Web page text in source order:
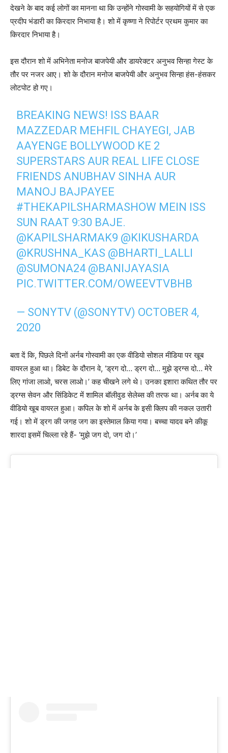
देखने के बाद कई लोगों का मानना ​​था कि उन्होंने गोस्वामी के सहयोगियों में से एक
प्रदीप भंडारी का किरदार निभाया है। शो में कृष्णा ने रिपोर्टर प्रथम कुमार का
किरदार निभाया है।
इस दौरान शो में अभिनेता मनोज बाजपेयी और डायरेक्टर अनुभव सिन्हा गेस्ट के
तौर पर नजर आए। शो के दौरान मनोज बाजपेयी और अनुभव सिन्हा हंस-हंसकर
लोटपोट हो गए।
BREAKING NEWS! ISS BAAR
MAZZEDAR MEHFIL CHAYEGI, JAB
AAYENGE BOLLYWOOD KE 2
SUPERSTARS AUR REAL LIFE CLOSE
FRIENDS ANUBHAV SINHA AUR
MANOJ BAJPAYEE
#THEKAPILSHARMASHOW MEIN ISS
SUN RAAT 9:30 BAJE.
@KAPILSHARMAK9 @KIKUSHARDA
@KRUSHNA_KAS @BHARTI_LALLI
@SUMONA24 @BANIJAYASIA
PIC.TWITTER.COM/OWEEVTVBHB
— SONYTV (@SONYTV) OCTOBER 4,
2020
बता दें कि, पिछले दिनों अर्नब गोस्वामी का एक वीडियो सोशल मीडिया पर खूब
वायरल हुआ था। डिबेट के दौरान वे, ‘ड्रग दो… ड्रग दो… मुझे ड्रग्स दो… मेरे
लिए गांजा लाओ, चरस लाओ।’ कह चीखने लगे थे। उनका इशारा कथित तौर पर
ड्रग्स सेवन और सिंडिकेट में शामिल बॉलीवुड सेलेब्स की तरफ था। अर्नब का ये
वीडियो खूब वायरल हुआ। कपिल के शो में अर्नब के इसी क्लिप की नकल उतारी
गई। शो में ड्रग की जगह जग का इस्तेमाल किया गया। बच्चा यादव बने कीकू
शारदा इसमें चिल्ला रहे हैं- ‘मुझे जग दो, जग दो।’